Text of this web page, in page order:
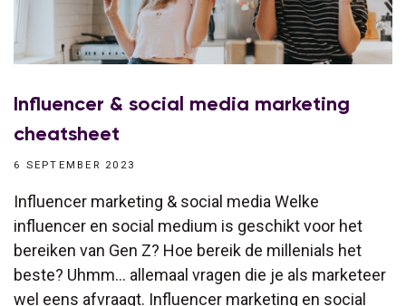
Influencer & social media marketing
cheatsheet
6 SEPTEMBER 2023
Influencer marketing & social media Welke
influencer en social medium is geschikt voor het
bereiken van Gen Z? Hoe bereik de millenials het
beste? Uhmm… allemaal vragen die je als marketeer
wel eens afvraagt. Influencer marketing en social